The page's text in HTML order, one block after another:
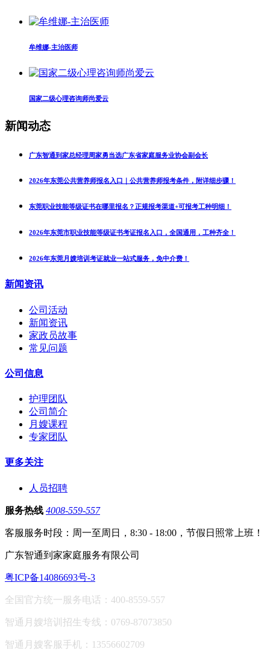
牟维娜-主治医师
国家二级心理咨询师尚爱云
新闻动态
广东智通到家总经理周家勇当选广东省家庭服务业协会副会长
2026年东莞公共营养师报名入口｜公共营养师报考条件，附详细步骤！
东莞职业技能等级证书在哪里报名？正规报考渠道+可报考工种明细！
2026年东莞市职业技能等级证书考证报名入口，全国通用，工种齐全！
2026年东莞月嫂培训考证就业一站式服务，免中介费！
新闻资讯
公司活动
新闻资讯
家政员故事
常见问题
公司信息
护理团队
公司简介
月嫂课程
专家团队
更多关注
人员招聘
服务热线 4008-559-557
客服服务时段：周一至周日，8:30 - 18:00，节假日照常上班！
广东智通到家家庭服务有限公司
粤ICP备14086693号-3
全国官方统一服务电话：400-8559-557
智通月嫂培训招生专线：0769-87073850
智通月嫂客服手机：13556602709